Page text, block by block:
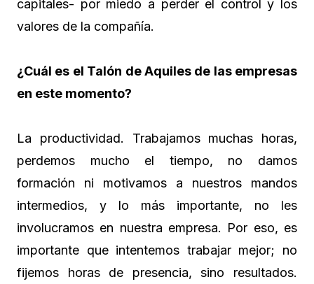
capitales- por miedo a perder el control y los
valores de la compañía.
¿Cuál es el Talón de Aquiles de las empresas
en este momento?
La productividad. Trabajamos muchas horas,
perdemos mucho el tiempo, no damos
formación ni motivamos a nuestros mandos
intermedios, y lo más importante, no les
involucramos en nuestra empresa. Por eso, es
importante que intentemos trabajar mejor; no
fijemos horas de presencia, sino resultados.